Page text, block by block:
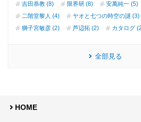
吉田恭教 (8)
限界研 (8) 安萬純一 (5)
二階堂黎人 (4)
ヤオと七つの時空の謎 (3)
獅子宮敏彦 (2)
芦辺拓 (2) カタログ
全部見る
HOME